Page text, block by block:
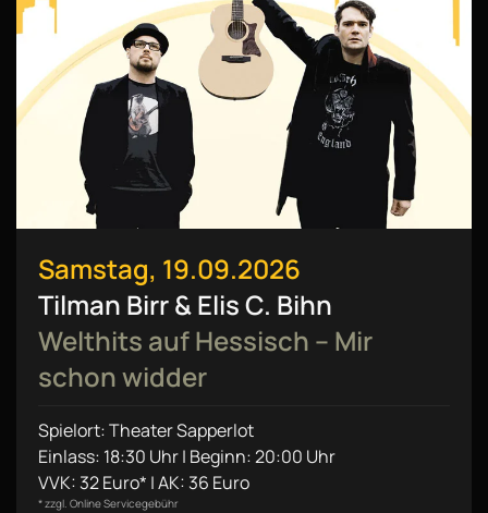
Samstag, 19.09.2026
Tilman Birr & Elis C. Bihn
Welthits auf Hessisch – Mir
schon widder
Spielort: Theater Sapperlot
Einlass: 18:30 Uhr | Beginn: 20:00 Uhr
VVK: 32 Euro* | AK: 36 Euro
* zzgl. Online Servicegebühr